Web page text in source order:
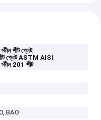
শীট প্লেট,
শীট প্লেট ASTM AISI,
স্টীল 201 শীট
BAO